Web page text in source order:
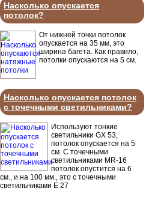
Насколько опускается
потолок?
От нижней точки потолок
опускается на 35 мм, это
ширина багета. Как правило,
потолки опускаются на 5 см.
Насколько опускается потолок
с точечными светильниками?
Используют тонкие
светильники GX 53,
потолок опускается на 5
см. С точечными
светильниками MR-16
потолок опустится на 6
см., и на 100 мм., это с точечными
светильниками Е 27